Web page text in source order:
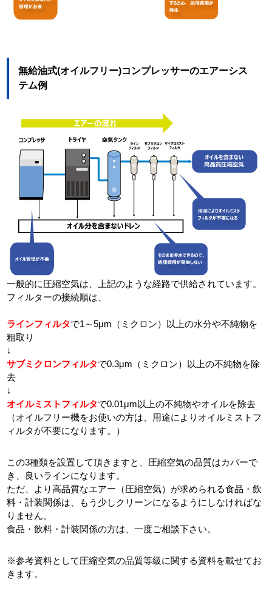
無給油式(オイルフリー)コンプレッサーのエアーシス
テム例
一般的に圧縮空気は、上記のような経路で供給されています。
フィルターの接続順は、
ラインフィルタで1～5μm（ミクロン）以上の水分や不純物を
粗取り
↓
サブミクロンフィルタで0.3μm（ミクロン）以上の不純物を除
去
↓
オイルミストフィルタで0.01μm以上の不純物やオイルを除去
（オイルフリー機をお使いの方は、用途によりオイルミストフ
ィルタが不要になります。）
この3種類を設置して頂きますと、圧縮空気の品質はカバーで
き、良いラインになります。
ただ、より高品質なエアー（圧縮空気）が求められる食品・飲
料・計装関係は、もう少しクリーンになるようにしなければな
りません。
食品・飲料・計装関係の方は、一度ご相談下さい。
※参考資料として圧縮空気の品質等級に関する資料を載せてお
きます。